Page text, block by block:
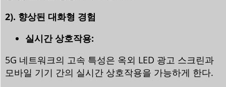
2). 향상된 대화형 경험
실시간 상호작용:
5G 네트워크의 고속 특성은 옥외 LED 광고 스크린과
모바일 기기 간의 실시간 상호작용을 가능하게 한다.